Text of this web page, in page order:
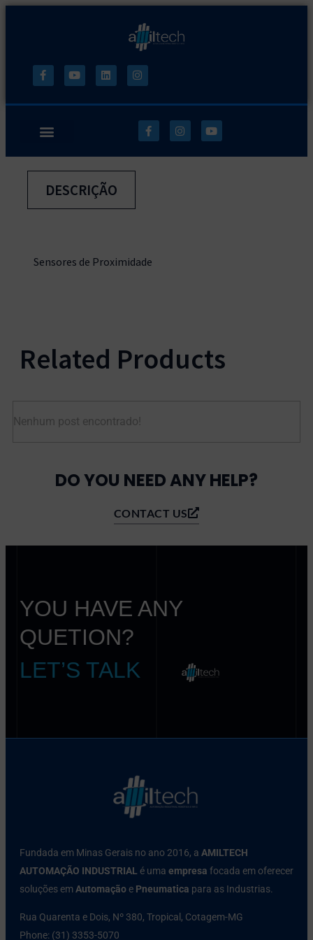
DESCRIÇÃO
Sensores de Proximidade
Related Products
Nenhum post encontrado!
DO YOU NEED ANY HELP?
CONTACT US
YOU HAVE ANY
QUETION?
LET’S TALK
Fundada em Minas Gerais no ano 2016, a AMILTECH
AUTOMAÇÃO INDUSTRIAL é uma empresa focada em oferecer
soluções em Automação e Pneumatica para as Industrias.
Rua Quarenta e Dois, Nº 380, Tropical, Cotagem-MG
Phone: (31) 3353-5070